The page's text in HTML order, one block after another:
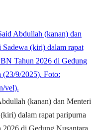
(kanan) dan Menteri
dalam rapat paripurna